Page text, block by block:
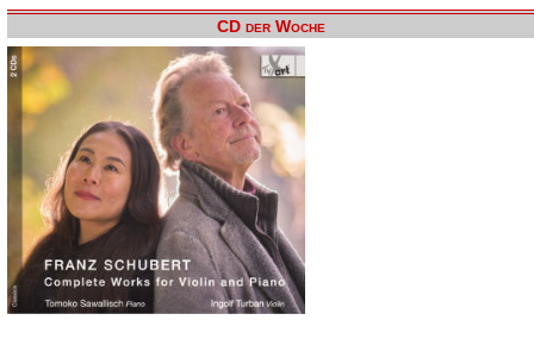
CD der Woche